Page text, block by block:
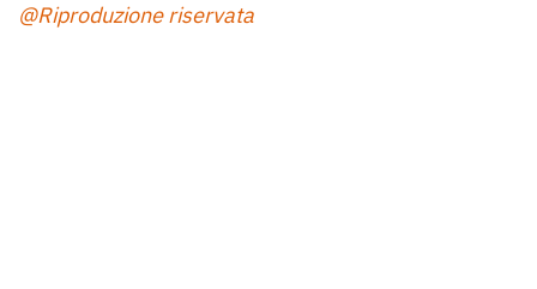
@Riproduzione riservata